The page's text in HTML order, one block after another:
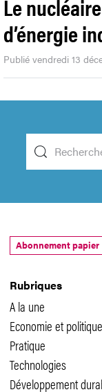
Le
d’énergie
Publié vendredi 13
Rubriques
A la une
Economie et politique
Pratique
Technologies
Développement
Abonnement papier